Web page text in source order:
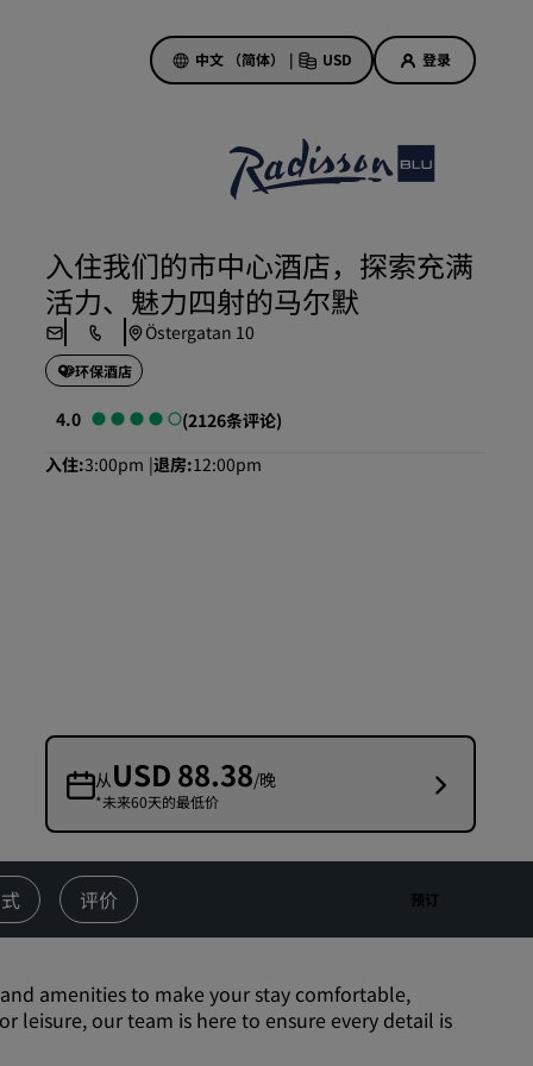
中文 （简体） | USD 登录
酒店优惠
美好的初遇，丰厚的奖励
当日特惠
提前预订
访问我们的博客
丽赏会
了解丽赏会
如何使用积分
预订人员和策划人员
入住我们的市中心酒店，探索充满
活力、魅力四射的马尔默
Östergatan 10
环保酒店
4.0
(2126条评论)
入住 3:00pm 退房 12:00pm
从USD 88.38/晚
*未来60天的最低价
评价 预订
amenities to make your stay comfortable,
leisure, our team is here to ensure every detail is